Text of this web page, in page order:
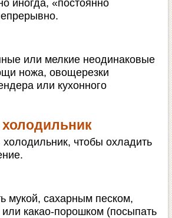
иногда, «постоянно
или мелкие неодинаковые
ножа, овощерезки
или кухонного
холодильник, чтобы охладить
мукой, сахарным песком,
какао-порошком (посыпать